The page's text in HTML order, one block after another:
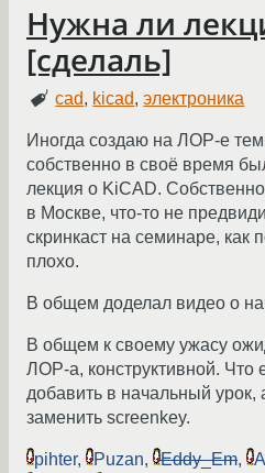
Нужна ли
[сделаль]
cad, kicad,электроника
Иногда создаю на ЛОР-е
собственно в своё время
лекция о KiCAD.
в Москве, что-то не
скринкаст на семинаре, как
плохо.
В общем доделал видео о
В общем к своему ужасу
ЛОР-а, конструктивной. Что
добавить в начальный урок,
заменить screenkey.
pihter, Puzan, Eddy_Em,